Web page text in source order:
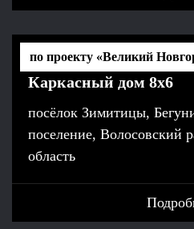
Каркасный дом 8х6
посёлок Зимитицы,
поселение, Волосовский
область
по проекту «Великий